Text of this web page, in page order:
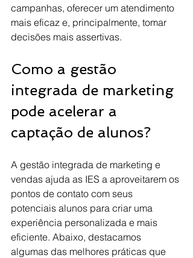
campanhas, oferecer um atendimento
mais eficaz e, principalmente, tomar
decisões mais assertivas.
Como a gestão
integrada de marketing
pode acelerar a
captação de alunos?
A gestão integrada de marketing e
vendas ajuda as IES a aproveitarem os
pontos de contato com seus
potenciais alunos para criar uma
experiência personalizada e mais
eficiente. Abaixo, destacamos
algumas das melhores práticas que